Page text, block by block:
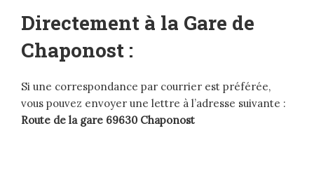
Directement à la Gare de
Chaponost :
Si une correspondance par courrier est préférée,
vous pouvez envoyer une lettre à l’adresse suivante :
Route de la gare 69630 Chaponost